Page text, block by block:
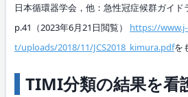
日本循環器学会，他：急性冠症候群ガイド
p.41（2023年6月21日閲覧） https://
t/uploads/2018/11/JCS2018_kimura.pdfを
TIMI分類の結果を看